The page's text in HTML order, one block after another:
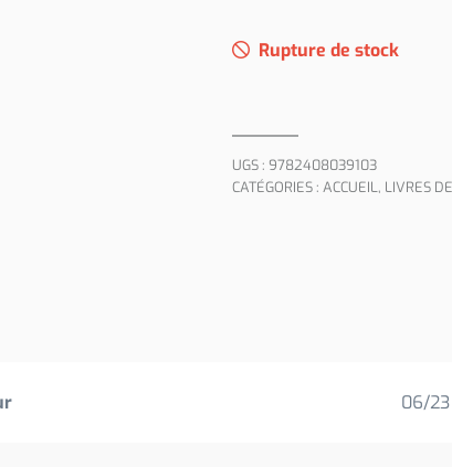
Rupture de stock
UGS : 9782408039103
CATÉGORIES : ACCUEIL, LIVRES
06/23